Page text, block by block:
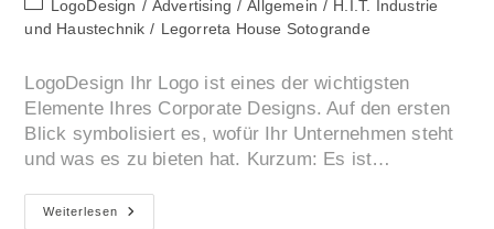
Kategorie:
LogoDesign / Advertising / Allgemein / H.I.T. Industrie
und Haustechnik / Legorreta House Sotogrande
LogoDesign Ihr Logo ist eines der wichtigsten
Elemente Ihres Corporate Designs. Auf den ersten
Blick symbolisiert es, wofür Ihr Unternehmen steht
und was es zu bieten hat. Kurzum: Es ist…
Weiterlesen LogoDesign